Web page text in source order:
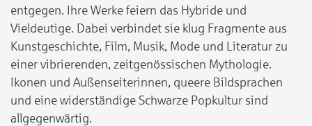
entgegen. Ihre Werke feiern das Hybride und
Vieldeutige. Dabei verbindet sie klug Fragmente aus
Kunstgeschichte, Film, Musik, Mode und Literatur zu
einer vibrierenden, zeitgenössischen Mythologie.
Ikonen und Außenseiterinnen, queere Bildsprachen
und eine widerständige Schwarze Popkultur sind
allgegenwärtig.